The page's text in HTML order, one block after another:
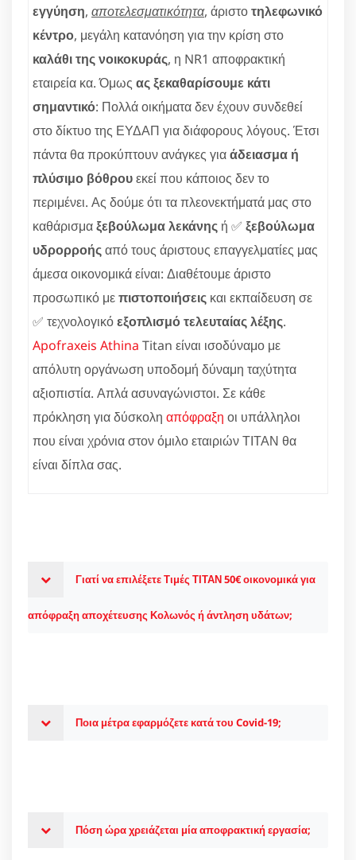
εγγύηση, αποτελεσματικότητα, άριστοτηλεφωνικό
κέντρο, μεγάλη κατανόηση για την κρίση στο
καλάθι της νοικοκυράς, η NR1 αποφρακτική
εταιρεία κα. Όμως ας ξεκαθαρίσουμε κάτι
σημαντικό: Πολλά οικήματα δεν έχουν συνδεθεί
στο δίκτυο της ΕΥΔΑΠ για διάφορους λόγους. Έτσι
πάντα θα προκύπτουν ανάγκες γιαάδειασμα ή
πλύσιμο βόθρουεκεί που κάποιος δεν το
περιμένει. Ας δούμε ότι τα πλεονεκτήματά μας στο
καθάρισμαξεβούλωμα λεκάνης ή ✅ ξεβούλωμα
υδρορροήςαπό τους άριστους επαγγελματίες μας
άμεσα οικονομικά είναι: Διαθέτουμε άριστο
προσωπικό μεπιστοποιήσεις και εκπαίδευση σε
✅ τεχνολογικόεξοπλισμό τελευταίας λέξης.
Apofraxeis Athina Titan είναι ισοδύναμο με
απόλυτη οργάνωση υποδομή δύναμη ταχύτητα
αξιοπιστία. Απλά ασυναγώνιστοι. Σε κάθε
πρόκληση για δύσκολη απόφραξη οι υπάλληλοι
που είναι χρόνια στον όμιλο εταιριών ΤΙΤΑΝ θα
είναι δίπλα σας.
Γιατί να επιλέξετε Τιμές ΤΙΤΑΝ 50€ οικονομικά για
απόφραξη αποχέτευσης Κολωνός ή άντληση υδάτων;
Ποια μέτρα εφαρμόζετε κατά του Covid-19;
Πόση ώρα χρειάζεται μία αποφρακτική εργασία;